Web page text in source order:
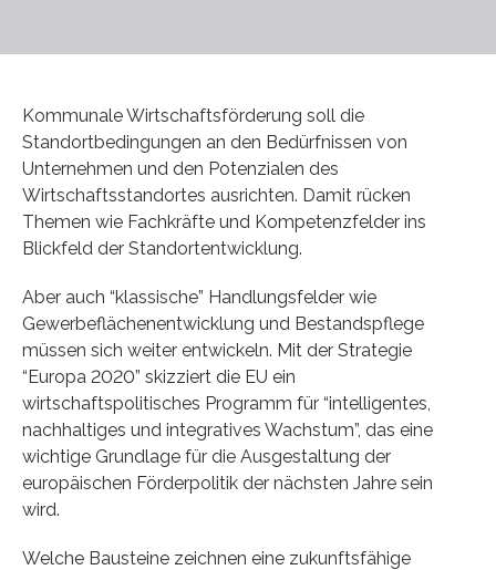
Kommunale Wirtschaftsförderung soll die
Standortbedingungen an den Bedürfnissen von
Unternehmen und den Potenzialen des
Wirtschaftsstandortes ausrichten. Damit rücken
Themen wie Fachkräfte und Kompetenzfelder ins
Blickfeld der Standortentwicklung.
Aber auch “klassische” Handlungsfelder wie
Gewerbeflächenentwicklung und Bestandspflege
müssen sich weiter entwickeln. Mit der Strategie
“Europa 2020” skizziert die EU ein
wirtschaftspolitisches Programm für “intelligentes,
nachhaltiges und integratives Wachstum”, das eine
wichtige Grundlage für die Ausgestaltung der
europäischen Förderpolitik der nächsten Jahre sein
wird.
Welche Bausteine zeichnen eine zukunftsfähige